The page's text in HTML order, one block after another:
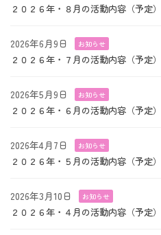
２０２６年・８月の活動内容（予定）
2026年6月9日 お知らせ
２０２６年・７月の活動内容（予定）
2026年5月9日 お知らせ
２０２６年・６月の活動内容（予定）
2026年4月7日 お知らせ
２０２６年・５月の活動内容（予定）
2026年3月10日 お知らせ
２０２６年・４月の活動内容（予定）